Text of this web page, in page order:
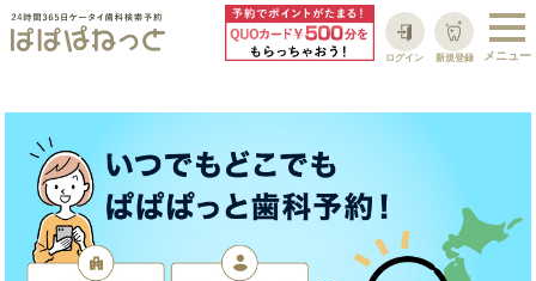
新規登録
ログイン